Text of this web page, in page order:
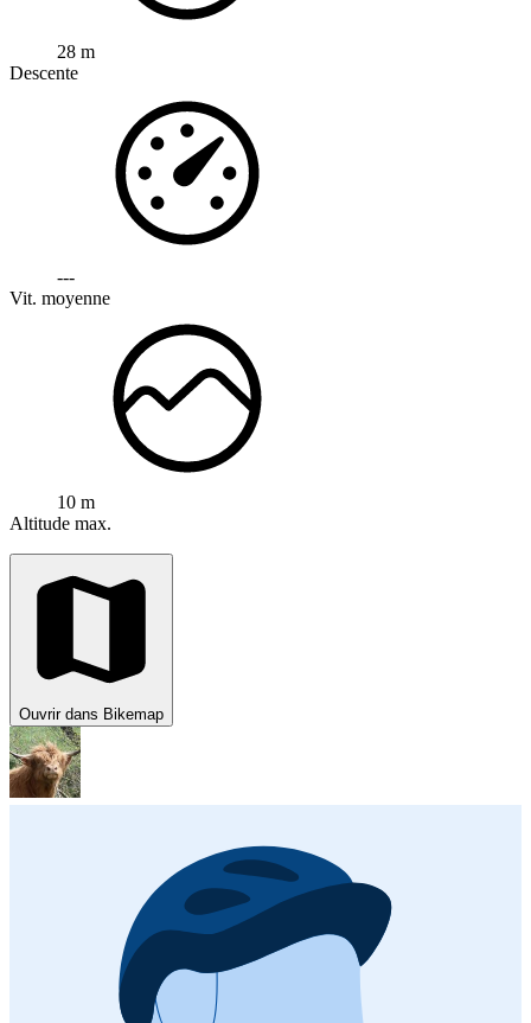
28 m
Descente
---
Vit. moyenne
10 m
Altitude max.
Ouvrir dans Bikemap